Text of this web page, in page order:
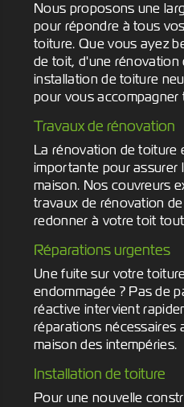
Nous proposons une
pour répondre à tous
toiture. Que vous ayez
de toit, d'une
installation de toiture
pour vous
Travaux de rénovation
La rénovation de toiture
importante pour assurer
maison. Nos couvreurs
travaux de rénovation
redonner à votre toit
Réparations urgentes
Une fuite sur votre
endommagée ? Pas de
réactive intervient
réparations nécessaires
maison des intempéries.
Installation de toiture
Pour une nouvelle